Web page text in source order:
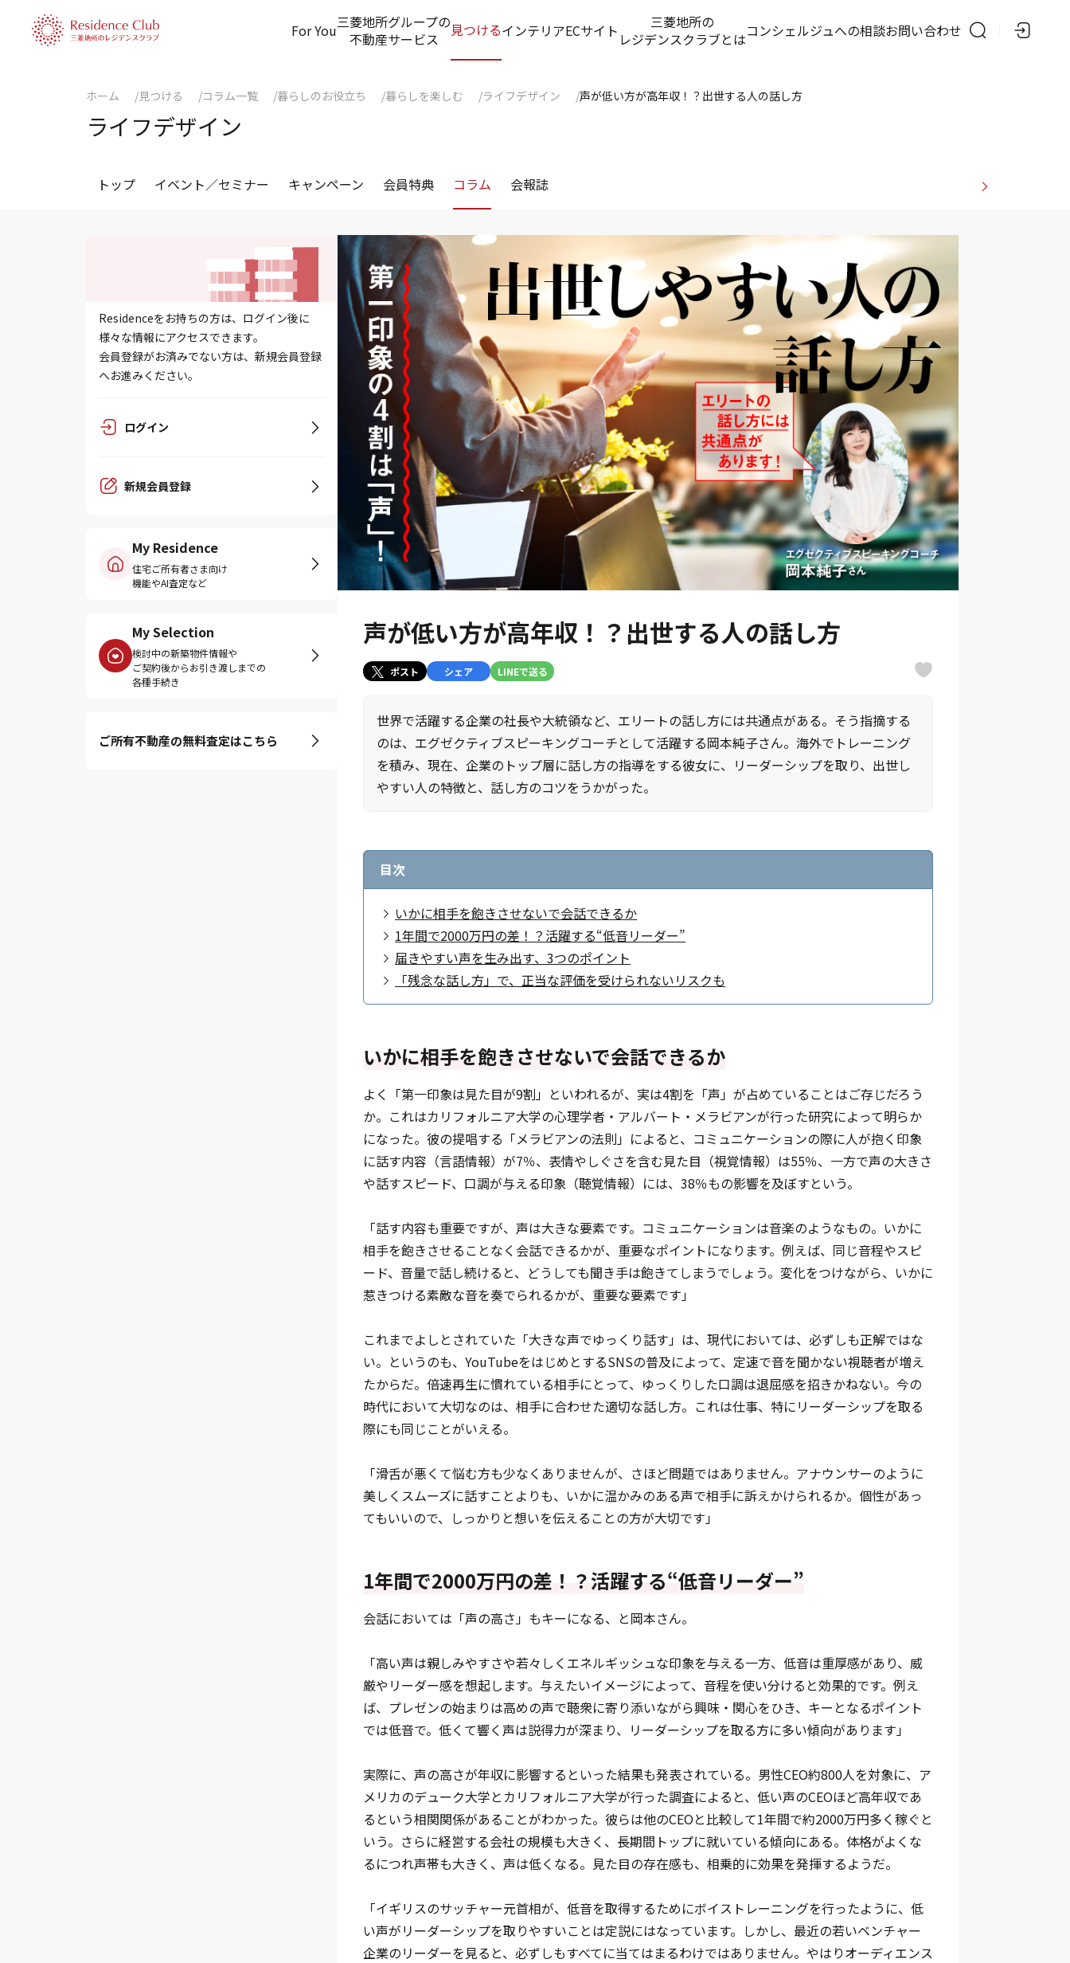
For You三菱地所グループの
不動産サービス
見つけるインテリアECサイト
三菱地所の
レジデンスクラブとはコンシェルジュへの相談お問い合わせ
ホーム 見つける コラム一覧 暮らしのお役立ち 暮らしを楽しむ ライフデザイン 声が低い方が高年収！？出世する人の話し方
ライフデザイン
トップ イベント／セミナー キャンペーン 会員特典 コラム 会報誌
Residenceをお持ちの方は、ログイン後に
様々な情報にアクセスできます。
会員登録がお済みでない方は、新規会員登録
へお進みください。
ログイン
新規会員登録
My Residence
住宅ご所有者さま向け
機能やAI査定など
My Selection
検討中の新築物件情報や
ご契約後からお引き渡しまでの
各種手続き
ご所有不動産の無料査定はこちら
声が低い方が高年収！？出世する人の話し方
ポスト シェア LINEで送る
世界で活躍する企業の社長や大統領など、エリートの話し方には共通点がある。そう指摘する
のは、エグゼクティブスピーキングコーチとして活躍する岡本純子さん。海外でトレーニング
を積み、現在、企業のトップ層に話し方の指導をする彼女に、リーダーシップを取り、出世し
やすい人の特徴と、話し方のコツをうかがった。
目次
いかに相手を飽きさせないで会話できるか
1年間で2000万円の差！？活躍する“低音リーダー”
届きやすい声を生み出す、3つのポイント
「残念な話し方」で、正当な評価を受けられないリスクも
いかに相手を飽きさせないで会話できるか
よく「第一印象は見た目が9割」といわれるが、実は4割を「声」が占めていることはご存じだろう
か。これはカリフォルニア大学の心理学者・アルバート・メラビアンが行った研究によって明らか
になった。彼の提唱する「メラビアンの法則」によると、コミュニケーションの際に人が抱く印象
に話す内容（言語情報）が7％、表情やしぐさを含む見た目（視覚情報）は55％、一方で声の大きさ
や話すスピード、口調が与える印象（聴覚情報）には、38％もの影響を及ぼすという。
「話す内容も重要ですが、声は大きな要素です。コミュニケーションは音楽のようなもの。いかに
相手を飽きさせることなく会話できるかが、重要なポイントになります。例えば、同じ音程やスピ
ード、音量で話し続けると、どうしても聞き手は飽きてしまうでしょう。変化をつけながら、いかに
惹きつける素敵な音を奏でられるかが、重要な要素です」
これまでよしとされていた「大きな声でゆっくり話す」は、現代においては、必ずしも正解ではな
い。というのも、YouTubeをはじめとするSNSの普及によって、定速で音を聞かない視聴者が増え
たからだ。倍速再生に慣れている相手にとって、ゆっくりした口調は退屈感を招きかねない。今の
時代において大切なのは、相手に合わせた適切な話し方。これは仕事、特にリーダーシップを取る
際にも同じことがいえる。
「滑舌が悪くて悩む方も少なくありませんが、さほど問題ではありません。アナウンサーのように
美しくスムーズに話すことよりも、いかに温かみのある声で相手に訴えかけられるか。個性があっ
てもいいので、しっかりと想いを伝えることの方が大切です」
1年間で2000万円の差！？活躍する“低音リーダー”
会話においては「声の高さ」もキーになる、と岡本さん。
「高い声は親しみやすさや若々しくエネルギッシュな印象を与える一方、低音は重厚感があり、威
厳やリーダー感を想起します。与えたいイメージによって、音程を使い分けると効果的です。例え
ば、プレゼンの始まりは高めの声で聴衆に寄り添いながら興味・関心をひき、キーとなるポイント
では低音で。低くて響く声は説得力が深まり、リーダーシップを取る方に多い傾向があります」
実際に、声の高さが年収に影響するといった結果も発表されている。男性CEO約800人を対象に、ア
メリカのデューク大学とカリフォルニア大学が行った調査によると、低い声のCEOほど高年収であ
るという相関関係があることがわかった。彼らは他のCEOと比較して1年間で約2000万円多く稼ぐと
いう。さらに経営する会社の規模も大きく、長期間トップに就いている傾向にある。体格がよくな
るにつれ声帯も大きく、声は低くなる。見た目の存在感も、相乗的に効果を発揮するようだ。
「イギリスのサッチャー元首相が、低音を取得するためにボイストレーニングを行ったように、低
い声がリーダーシップを取りやすいことは定説にはなっています。しかし、最近の若いベンチャー
企業のリーダーを見ると、必ずしもすべてに当てはまるわけではありません。やはりオーディエンス